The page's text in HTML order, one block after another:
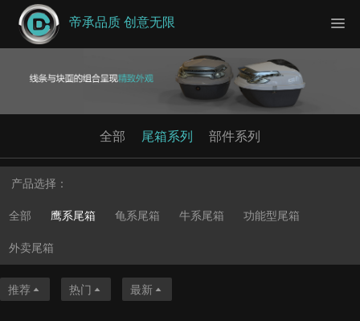
帝承品质 创意无限
全部 尾箱系列 部件系列
产品选择：
全部 鹰系尾箱 龟系尾箱 牛系尾箱 功能型尾箱
外卖尾箱
推荐 热门 最新